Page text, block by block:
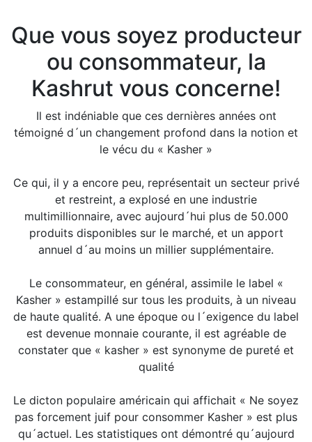
Que vous soyez producteur
ou consommateur, la
Kashrut vous concerne!
Il est indéniable que ces dernières années ont
témoigné d´un changement profond dans la notion et
le vécu du « Kasher »
Ce qui, il y a encore peu, représentait un secteur privé
et restreint, a explosé en une industrie
multimillionnaire, avec aujourd´hui plus de 50.000
produits disponibles sur le marché, et un apport
annuel d´au moins un millier supplémentaire.
Le consommateur, en général, assimile le label «
Kasher » estampillé sur tous les produits, à un niveau
de haute qualité. A une époque ou l´exigence du label
est devenue monnaie courante, il est agréable de
constater que « kasher » est synonyme de pureté et
qualité
Le dicton populaire américain qui affichait « Ne soyez
pas forcement juif pour consommer Kasher » est plus
qu´actuel. Les statistiques ont démontré qu´aujourd